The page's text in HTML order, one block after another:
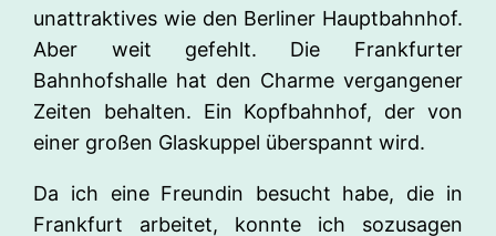
unattraktives wie den Berliner Hauptbahnhof.
Aber weit gefehlt. Die Frankfurter
Bahnhofshalle hat den Charme vergangener
Zeiten behalten. Ein Kopfbahnhof, der von
einer großen Glaskuppel überspannt wird.
Da ich eine Freundin besucht habe, die in
Frankfurt arbeitet, konnte ich sozusagen